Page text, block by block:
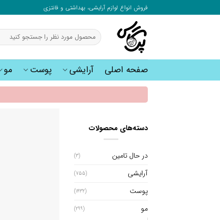
محتوا
فروش انواع لوازم آرایشی، بهداشتی و فانتزی
جستجو
برای:
صفحه اصلی آرایشی پوست مو
دسته‌های محصولات
در حال تامین (3)
آرایشی (755)
پوست (1432)
مو (299)